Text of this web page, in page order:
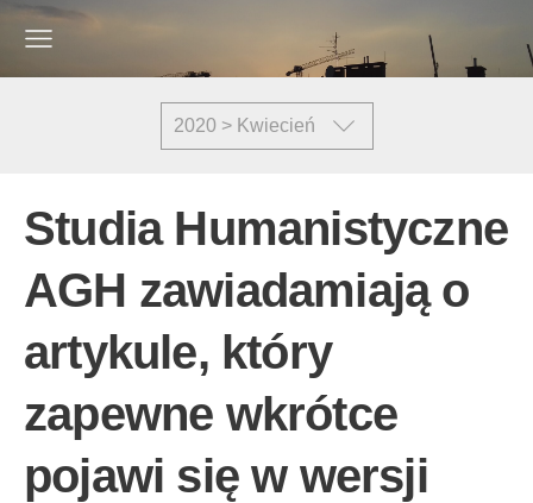
2020 > Kwiecień
Studia Humanistyczne
AGH zawiadamiają o
artykule, który
zapewne wkrótce
pojawi się w wersji